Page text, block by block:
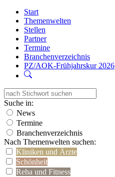
Start
Themenwelten
Stellen
Partner
Termine
Branchenverzeichnis
PZ/AOK-Frühjahrskur 2026
Suche in:
News
Termine
Branchenverzeichnis
Nach Themenwelten suchen:
Kliniken und Ärzte
Schönheit
Reha und Fitness